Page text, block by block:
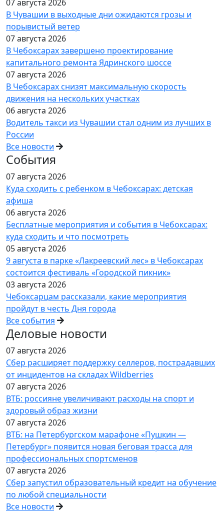
07 августа 2026
В Чувашии в выходные дни ожидаются грозы и
порывистый ветер
07 августа 2026
В Чебоксарах завершено проектирование
капитального ремонта Ядринского шоссе
07 августа 2026
В Чебоксарах снизят максимальную скорость
движения на нескольких участках
06 августа 2026
Водитель такси из Чувашии стал одним из лучших в
России
Все новости
События
07 августа 2026
Куда сходить с ребенком в Чебоксарах: детская
афиша
06 августа 2026
Бесплатные мероприятия и события в Чебоксарах:
куда сходить и что посмотреть
05 августа 2026
9 августа в парке «Лакреевский лес» в Чебоксарах
состоится фестиваль «Городской пикник»
03 августа 2026
Чебоксарцам рассказали, какие мероприятия
пройдут в честь Дня города
Все события
Деловые новости
07 августа 2026
Сбер расширяет поддержку селлеров, пострадавших
от инцидентов на складах Wildberries
07 августа 2026
ВТБ: россияне увеличивают расходы на спорт и
здоровый образ жизни
07 августа 2026
ВТБ: на Петербургском марафоне «Пушкин —
Петербург» появится новая беговая трасса для
профессиональных спортсменов
07 августа 2026
Сбер запустил образовательный кредит на обучение
по любой специальности
Все новости